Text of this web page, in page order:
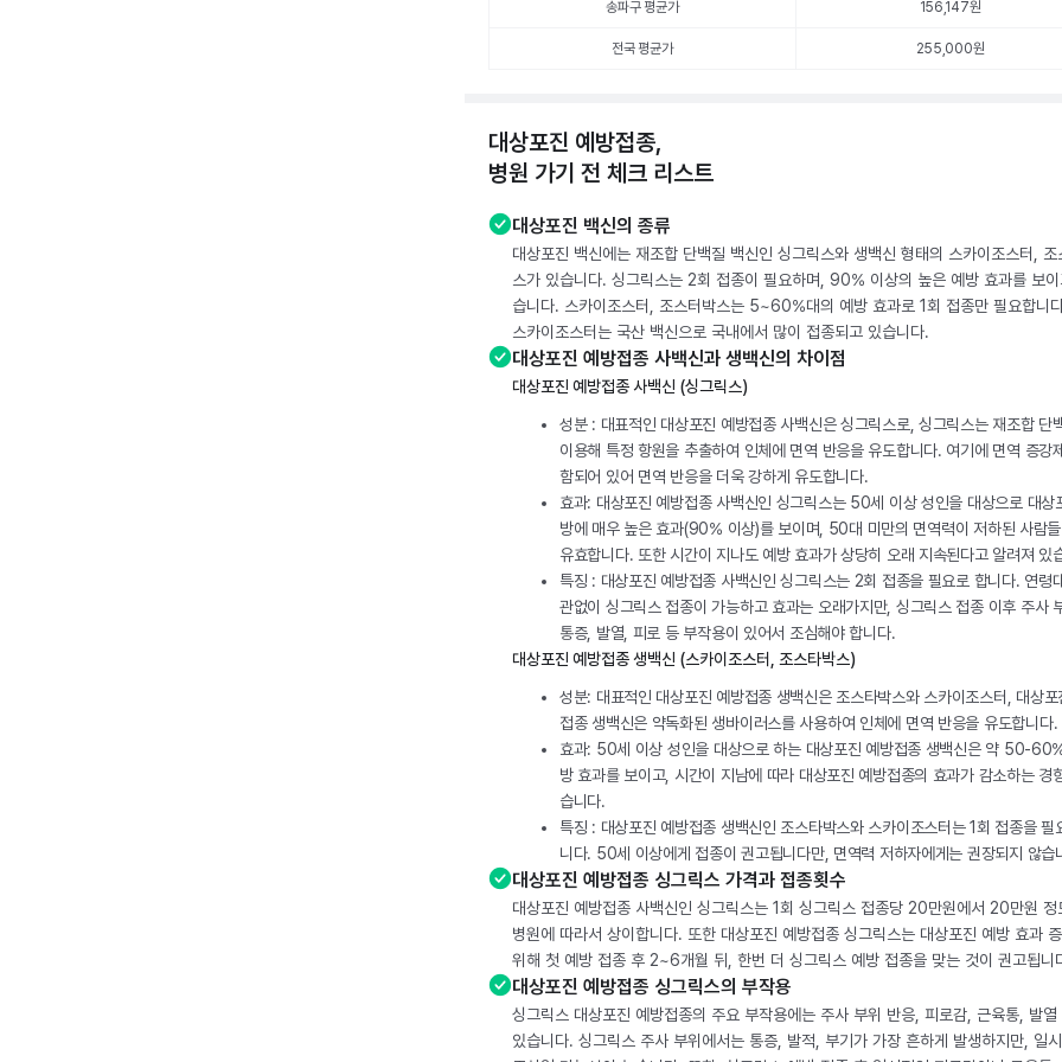
송파구 평균가 156,147원
전국 평균가 255,000원
대상포진 예방접종,
병원 가기 전 체크 리스트
대상포진 백신의 종류
대상포진 백신에는 재조합 단백질 백신인 싱그릭스와 생백신 형태의 스카이조스터, 조
스가 있습니다. 싱그릭스는 2회 접종이 필요하며, 90% 이상의 높은 예방 효과를 보
습니다. 스카이조스터, 조스터박스는 5~60%대의 예방 효과로 1회 접종만 필요합니
스카이조스터는 국산 백신으로 국내에서 많이 접종되고 있습니다.
대상포진 예방접종 사백신과 생백신의 차이점
대상포진 예방접종 사백신 (싱그릭스)
성분 : 대표적인 대상포진 예방접종 사백신은 싱그릭스로, 싱그릭스는 재조합 단
이용해 특정 항원을 추출하여 인체에 면역 반응을 유도합니다. 여기에 면역 증강
함되어 있어 면역 반응을 더욱 강하게 유도합니다.
효과: 대상포진 예방접종 사백신인 싱그릭스는 50세 이상 성인을 대상으로 대상
방에 매우 높은 효과(90% 이상)를 보이며, 50대 미만의 면역력이 저하된 사람
유효합니다. 또한 시간이 지나도 예방 효과가 상당히 오래 지속된다고 알려져 있
특징 : 대상포진 예방접종 사백신인 싱그릭스는 2회 접종을 필요로 합니다. 연령
관없이 싱그릭스 접종이 가능하고 효과는 오래가지만, 싱그릭스 접종 이후 주사
통증, 발열, 피로 등 부작용이 있어서 조심해야 합니다.
대상포진 예방접종 생백신 (스카이조스터, 조스타박스)
성분: 대표적인 대상포진 예방접종 생백신은 조스타박스와 스카이조스터, 대상포
접종 생백신은 약독화된 생바이러스를 사용하여 인체에 면역 반응을 유도합니다.
효과: 50세 이상 성인을 대상으로 하는 대상포진 예방접종 생백신은 약 50-
방 효과를 보이고, 시간이 지남에 따라 대상포진 예방접종의 효과가 감소하는 경
습니다.
특징 : 대상포진 예방접종 생백신인 조스타박스와 스카이조스터는 1회 접종을 필
니다. 50세 이상에게 접종이 권고됩니다만, 면역력 저하자에게는 권장되지 않습
대상포진 예방접종 싱그릭스 가격과 접종횟수
대상포진 예방접종 사백신인 싱그릭스는 1회 싱그릭스 접종당 20만원에서 20만원 정
병원에 따라서 상이합니다. 또한 대상포진 예방접종 싱그릭스는 대상포진 예방 효과
위해 첫 예방 접종 후 2~6개월 뒤, 한번 더 싱그릭스 예방 접종을 맞는 것이 권고됩니
대상포진 예방접종 싱그릭스의 부작용
싱그릭스 대상포진 예방접종의 주요 부작용에는 주사 부위 반응, 피로감, 근육통, 발열
있습니다. 싱그릭스 주사 부위에서는 통증, 발적, 부기가 가장 흔하게 발생하지만, 일